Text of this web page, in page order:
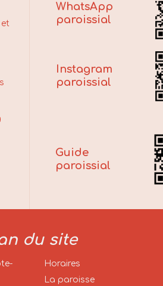
WhatsApp
paroissial
Instagram
paroissial
Guide
paroissial
du site
Horaires
La paroisse